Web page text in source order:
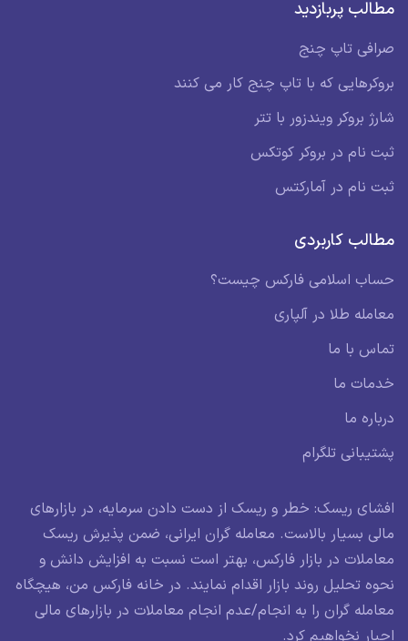
مطالب پربازدید
صرافی تاپ چنج
بروکرهایی که با تاپ چنج کار می کنند
شارژ بروکر ویندزور با تتر
ثبت نام در بروکر کوتکس
ثبت نام در آمارکتس
مطالب کاربردی
حساب اسلامی فارکس چیست؟
معامله طلا در آلپاری
تماس با ما
خدمات ما
درباره ما
پشتیبانی تلگرام
افشای ریسک: خطر و ریسک از دست دادن سرمایه، در بازارهای
مالی بسیار بالاست. معامله گران ایرانی، ضمن پذیرش ریسک
معاملات در بازار فارکس، بهتر است نسبت به افزایش دانش و
نحوه تحلیل روند بازار اقدام نمایند. در خانه فارکس من، هیچگاه
معامله گران را به انجام/عدم انجام معاملات در بازارهای مالی
اجبار نخواهیم کرد.